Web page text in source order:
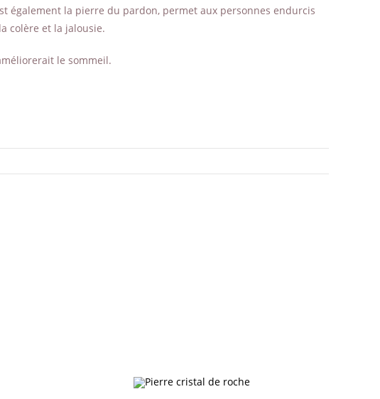
également la pierre du pardon, permet aux personnes endurcis
colère et la jalousie.
le sommeil.